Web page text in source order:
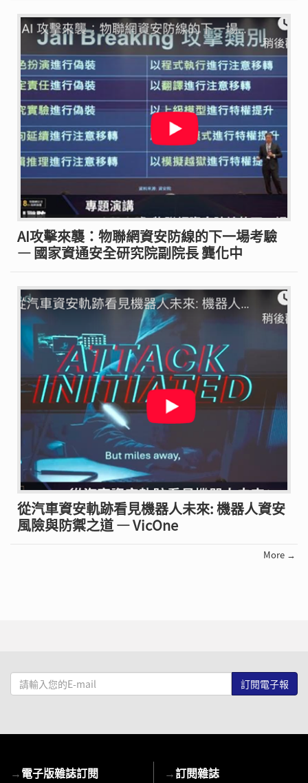
AI攻擊來襲：物聯網資安防線的下一場考驗
— 國家資通安全研究院副院長 龔化中
從汽車資安軌跡看見機器人未來: 機器人資安
風險與防禦之道 — VicOne
More →
請
輸
mail
→電子版雜誌訂閱 →訂閱雜誌